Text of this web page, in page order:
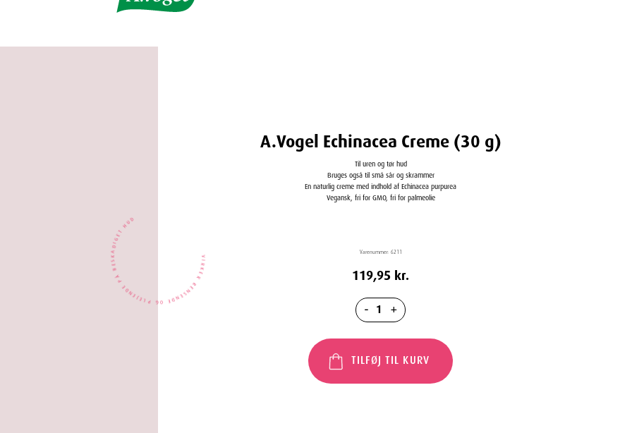
VIRKER RENSENDE OG PLEJENDE PÅ BESKADIGET HUD
A.Vogel Echinacea Creme (30 g)
Til uren og tør hud
Bruges også til små sår og skrammer
En naturlig creme med indhold af Echinacea purpurea
Vegansk, fri for GMO, fri for palmeolie
Varenummer: 6211
119,95 kr.
- +
TILFØJ TIL KURV